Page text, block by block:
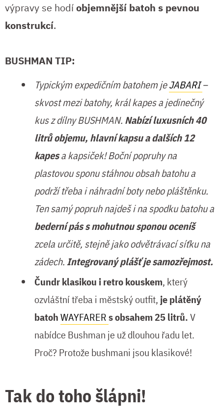
výpravy se hodíobjemnější batoh s pevnou
konstrukcí.
BUSHMAN TIP:
Typickým expedičním batohem jeJABARI–
skvost mezi batohy, král kapes a jedinečný
kus z dílny BUSHMAN. Nabízí luxusních 40
litrů objemu, hlavní kapsu a dalších 12
kapesa kapsiček! Boční popruhy na
plastovou sponu stáhnou obsah batohu a
podrží třeba i náhradní boty nebo pláštěnku.
Ten samý popruh najdeš i na spodku batohu a
bederní pás s mohutnou sponou oceníš
zcela určitě, stejně jako odvětrávací síťku na
zádech. Integrovaný plášť je samozřejmost.
Čundr klasikou i retro kouskem, který
ozvláštní třeba i městský outfit, je plátěný
batohWAYFARERs obsahem 25 litrů.V
nabídce Bushman je už dlouhou řadu let.
Proč? Protože bushmani jsou klasikové!
Tak do toho šlápni!